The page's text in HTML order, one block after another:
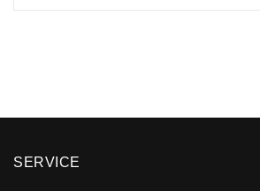
SERVICE